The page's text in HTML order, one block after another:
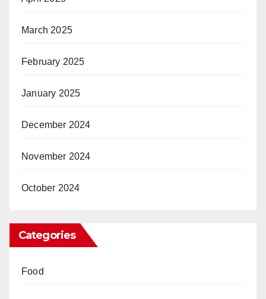
March 2025
February 2025
January 2025
December 2024
November 2024
October 2024
Categories
Food